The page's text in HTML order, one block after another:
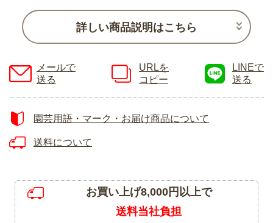
詳しい商品説明はこちら
メールで
送る
URLを
コピー
LINEで
送る
園芸用語・マーク・お届け商品について
送料について
お買い上げ8,000円以上で
送料当社負担